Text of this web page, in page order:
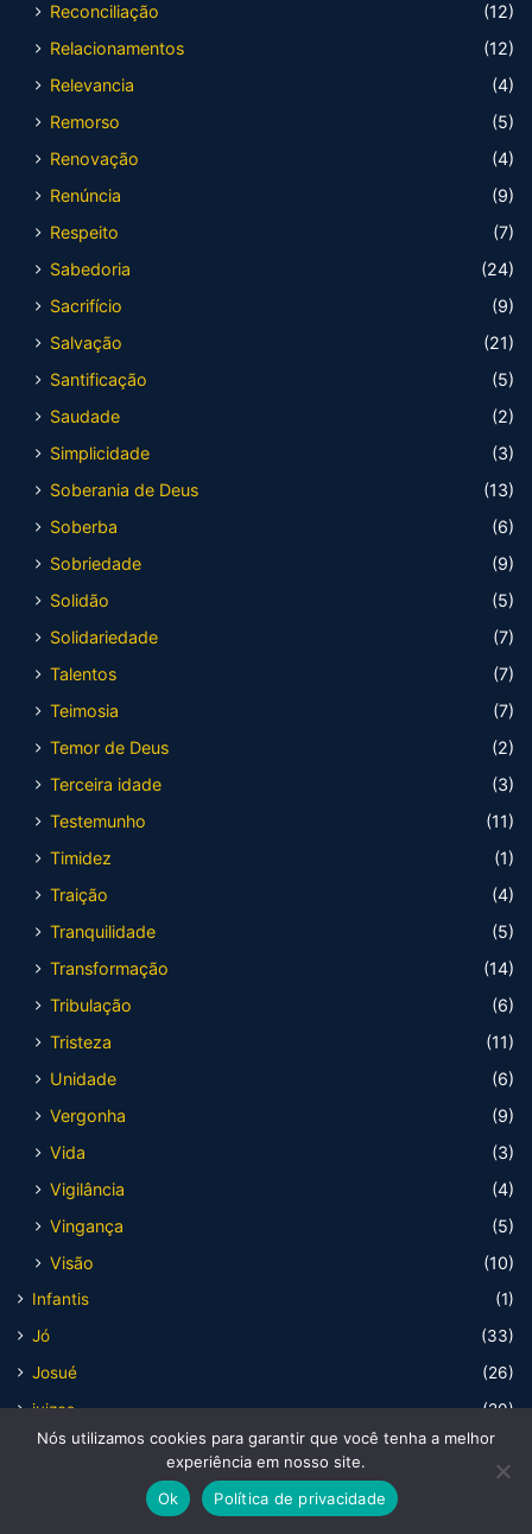
Reconciliação
(12)
Relacionamentos
(12)
Relevancia
(4)
Remorso
(5)
Renovação
(4)
Renúncia
(9)
Respeito
(7)
Sabedoria
(24)
Sacrifício
(9)
Salvação
(21)
Santificação
(5)
Saudade
(2)
Simplicidade
(3)
Soberania de Deus
(13)
Soberba
(6)
Sobriedade
(9)
Solidão
(5)
Solidariedade
(7)
Talentos
(7)
Teimosia
(7)
Temor de Deus
(2)
Terceira idade
(3)
Testemunho
(11)
Timidez
(1)
Traição
(4)
Tranquilidade
(5)
Transformação
(14)
Tribulação
(6)
Tristeza
(11)
Unidade
(6)
Vergonha
(9)
Vida
(3)
Vigilância
(4)
Vingança
(5)
Visão
(10)
Infantis
(1)
Jó
(33)
Josué
(26)
juizes
(20)
Levítico
(27)
(273)
Nós utilizamos cookies para garantir que você tenha a melhor
experiência em nosso site.
Ok
Política de privacidade